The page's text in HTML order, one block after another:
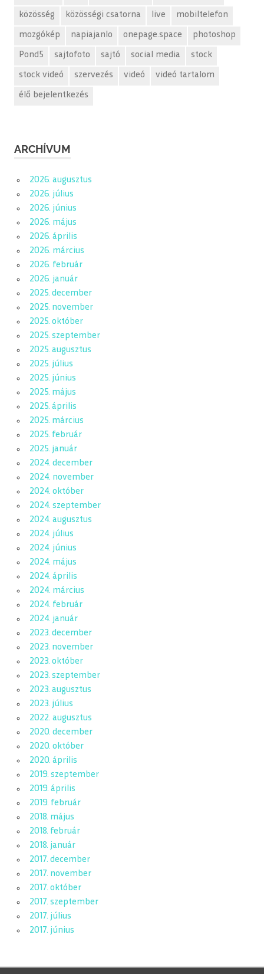
közösség közösségi csatorna live mobiltelefon
mozgókép napiajanlo onepage.space photoshop
Pond5 sajtofoto sajtó social media stock
stock videó szervezés videó videó tartalom
élő bejelentkezés
ARCHÍVUM
2026. augusztus
2026. július
2026. június
2026. május
2026. április
2026. március
2026. február
2026. január
2025. december
2025. november
2025. október
2025. szeptember
2025. augusztus
2025. július
2025. június
2025. május
2025. április
2025. március
2025. február
2025. január
2024. december
2024. november
2024. október
2024. szeptember
2024. augusztus
2024. július
2024. június
2024. május
2024. április
2024. március
2024. február
2024. január
2023. december
2023. november
2023. október
2023. szeptember
2023. augusztus
2023. július
2022. augusztus
2020. december
2020. október
2020. április
2019. szeptember
2019. április
2019. február
2018. május
2018. február
2018. január
2017. december
2017. november
2017. október
2017. szeptember
2017. július
2017. június